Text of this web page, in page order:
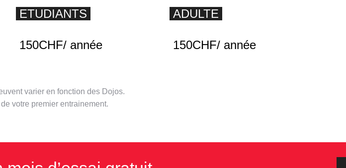
ETUDIANTS
150CHF/ année
ADULTE
150CHF/ année
varier en fonction des Dojos.
votre premier entrainement.